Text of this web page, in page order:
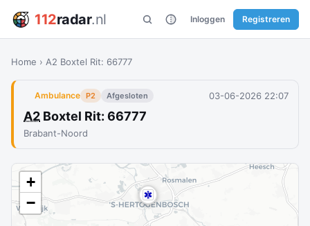
112radar.nl Inloggen Registreren
Home › A2 Boxtel Rit: 66777
Ambulance P2 Afgesloten 03-06-2026 22:07
A2 Boxtel Rit: 66777
Brabant-Noord
+
−